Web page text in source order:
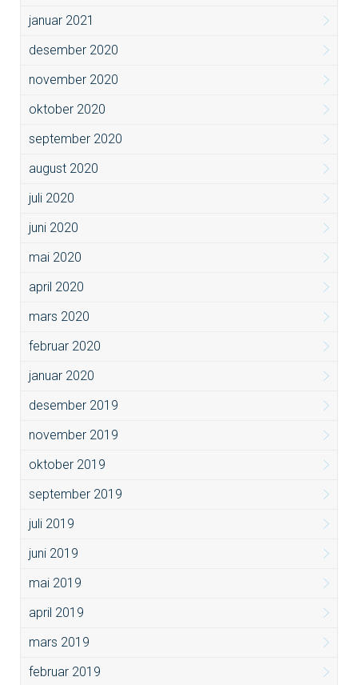
januar 2021
desember 2020
november 2020
oktober 2020
september 2020
august 2020
juli 2020
juni 2020
mai 2020
april 2020
mars 2020
februar 2020
januar 2020
desember 2019
november 2019
oktober 2019
september 2019
juli 2019
juni 2019
mai 2019
april 2019
mars 2019
februar 2019